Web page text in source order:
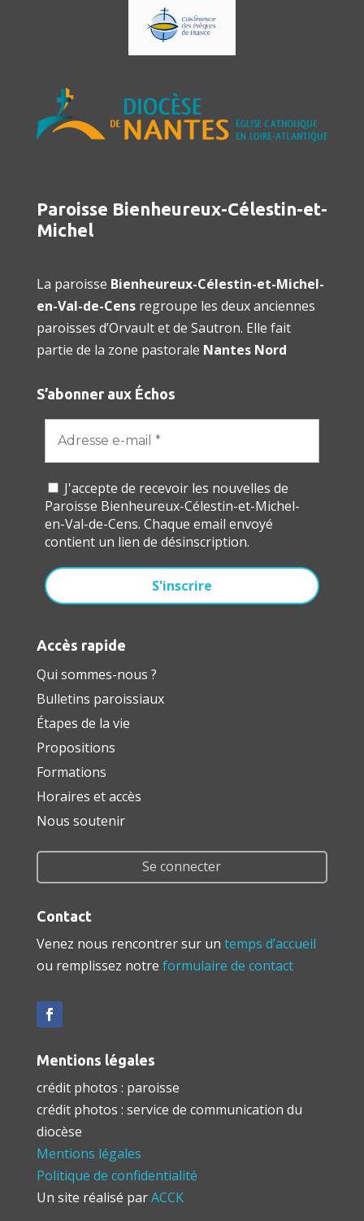
Paroisse Bienheureux-Célestin-et-
Michel
La paroisse Bienheureux-Célestin-et-Michel-
en-Val-de-Censregroupe les deux anciennes
paroisses d’Orvault et de Sautron. Elle fait
partie de la zone pastorale Nantes Nord
S’abonner aux Échos
J'accepte de recevoir les nouvelles de
Paroisse Bienheureux-Célestin-et-Michel-
en-Val-de-Cens. Chaque email envoyé
contient un lien de désinscription.
Accès rapide
Qui sommes-nous ?
Bulletins paroissiaux
Étapes de la vie
Propositions
Formations
Horaires et accès
Nous soutenir
Se connecter
Contact
Venez nous rencontrer sur un temps d’accueil
ou remplissez notre formulaire de contact
Mentions légales
crédit photos : paroisse
crédit photos : service de communication du
diocèse
Mentions légales
Politique de confidentialité
Un site réalisé parACCK